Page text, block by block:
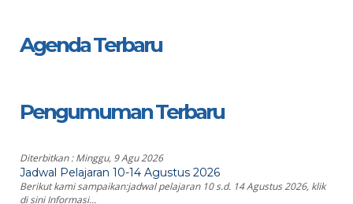
Agenda Terbaru
Pengumuman Terbaru
Diterbitkan :Minggu, 9 Agu 2026
Jadwal Pelajaran 10-14 Agustus 2026
Berikut kami sampaikan:jadwal pelajaran 10 s.d. 14 Agustus 2026, klik
di sini Informasi...